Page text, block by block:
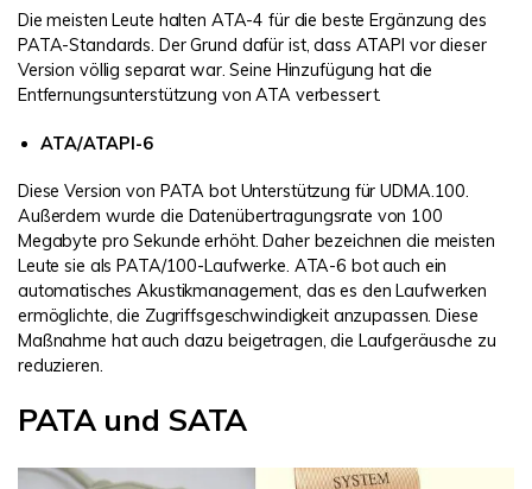
Die meisten Leute halten ATA-4 für die beste Ergänzung des
PATA-Standards. Der Grund dafür ist, dass ATAPI vor dieser
Version völlig separat war. Seine Hinzufügung hat die
Entfernungsunterstützung von ATA verbessert.
ATA/ATAPI-6
Diese Version von PATA bot Unterstützung für UDMA.100.
Außerdem wurde die Datenübertragungsrate von 100
Megabyte pro Sekunde erhöht. Daher bezeichnen die meisten
Leute sie als PATA/100-Laufwerke. ATA-6 bot auch ein
automatisches Akustikmanagement, das es den Laufwerken
ermöglichte, die Zugriffsgeschwindigkeit anzupassen. Diese
Maßnahme hat auch dazu beigetragen, die Laufgeräusche zu
reduzieren.
PATA und SATA